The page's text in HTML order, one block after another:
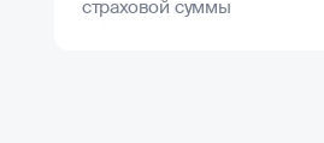
страховой суммы